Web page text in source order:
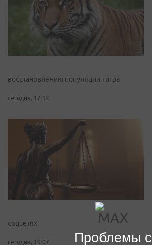
восстановлению популяции тигра
сегодня, 17:12
соцсетях
сегодня, 19:07 Проблемы с